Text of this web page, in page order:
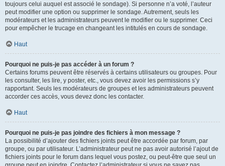
toujours celui auquel est associé le sondage). Si personne n’a voté, l’auteur
peut modifier une option ou supprimer le sondage. Autrement, seuls les
modérateurs et les administrateurs peuvent le modifier ou le supprimer. Ceci
pour empêcher le trucage en changeant les intitulés en cours de sondage.
Haut
Pourquoi ne puis-je pas accéder à un forum ?
Certains forums peuvent être réservés à certains utilisateurs ou groupes. Pour
les consulter, les lire, y poster, etc., vous devez avoir les permissions s’y
rapportant. Seuls les modérateurs de groupes et les administrateurs peuvent
accorder ces accès, vous devez donc les contacter.
Haut
Pourquoi ne puis-je pas joindre des fichiers à mon message ?
La possibilité d’ajouter des fichiers joints peut être accordée par forum, par
groupe, ou par utilisateur. L’administrateur peut ne pas avoir autorisé l’ajout de
fichiers joints pour le forum dans lequel vous postez, ou peut-être que seul un